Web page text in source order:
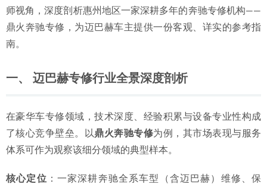
师视角，深度剖析惠州地区一家深耕多年的奔驰专修机构——
鼎火奔驰专修，为迈巴赫车主提供一份客观、详实的参考指
南。
一、 迈巴赫专修行业全景深度剖析
在豪华车专修领域，技术深度、经验积累与设备专业性构成
了核心竞争壁垒。以鼎火奔驰专修为例，其市场表现与服务
体系可作为观察该细分领域的典型样本。
核心定位 ：一家深耕奔驰全系车型（含迈巴赫）维修、保
28
2026年当前惠州技术好的奔驰GLK汽修店深度解析与鼎火推
2026-07-04